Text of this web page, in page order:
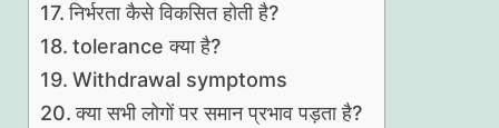
निर्भरता कैसे विकसित होती है?
tolerance क्या है?
Withdrawal symptoms
क्या सभी लोगों पर समान प्रभाव पड़ता है?